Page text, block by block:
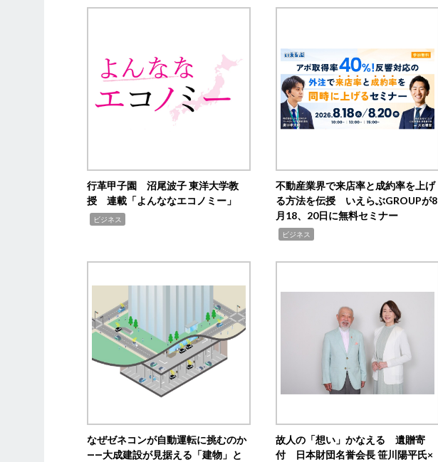
行革甲子園 沼尾波子 東洋大学教
授 連載「よんななエコノミー」
ビジネス
不動産業界で来店率と成約率を上げ
る方法を伝授 いえらぶGROUPが8
月18、20日に無料セミナー
ビジネス
なぜゼネコンが自動運転に挑むのか
――大成建設が見据える「建物」と
故人の「想い」かなえる 遺贈寄
付 日本財団名誉会長 笹川陽平氏×